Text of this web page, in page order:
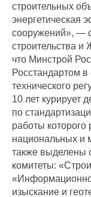
строительных
энергетическая
сооружений», —
строительства
что Минстрой
Росстандартом в
технического
10 лет курирует
по
работы
национальных и
также выделены
комитеты:
изыскание и